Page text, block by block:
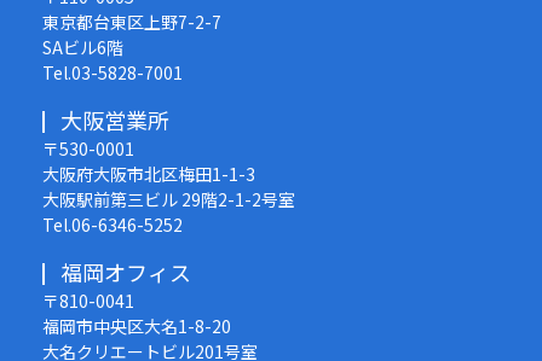
東京都台東区上野7-2-7
SAビル6階
Tel.03-5828-7001
大阪営業所
〒530-0001
大阪府大阪市北区梅田1-1-3
大阪駅前第三ビル 29階2-1-2号室
Tel.06-6346-5252
福岡オフィス
〒810-0041
福岡市中央区大名1-8-20
大名クリエートビル201号室